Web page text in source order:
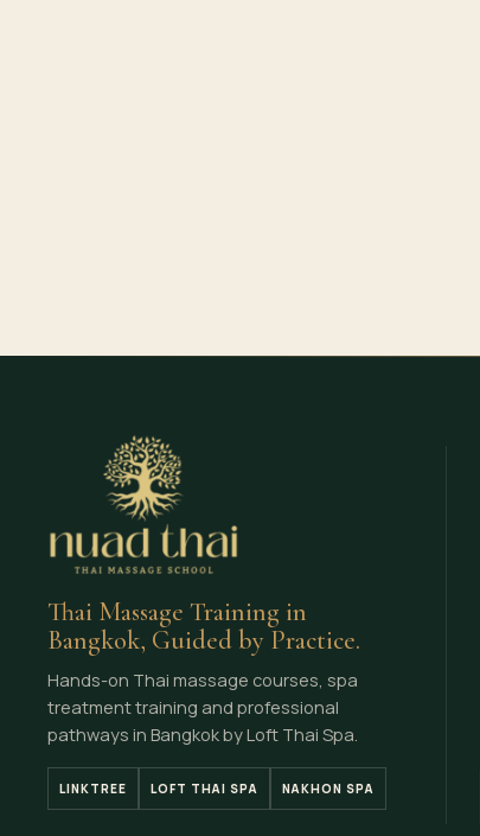
Thai Massage Training in
Bangkok, Guided by Practice.
Hands-on Thai massage courses, spa
treatment training and professional
pathways in Bangkok by Loft Thai Spa.
LINKTREE LOFT THAI SPA NAKHON SPA